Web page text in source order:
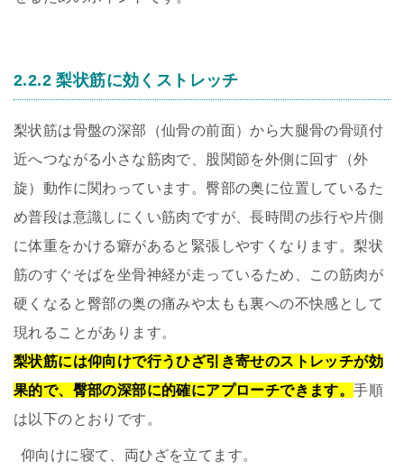
2.2.2 梨状筋に効くストレッチ
梨状筋は骨盤の深部（仙骨の前面）から大腿骨の骨頭付
近へつながる小さな筋肉で、股関節を外側に回す（外
旋）動作に関わっています。臀部の奥に位置しているた
め普段は意識しにくい筋肉ですが、長時間の歩行や片側
に体重をかける癖があると緊張しやすくなります。梨状
筋のすぐそばを坐骨神経が走っているため、この筋肉が
硬くなると臀部の奥の痛みや太もも裏への不快感として
現れることがあります。
梨状筋には仰向けで行うひざ引き寄せのストレッチが効
果的で、臀部の深部に的確にアプローチできます。手順
は以下のとおりです。
仰向けに寝て、両ひざを立てます。